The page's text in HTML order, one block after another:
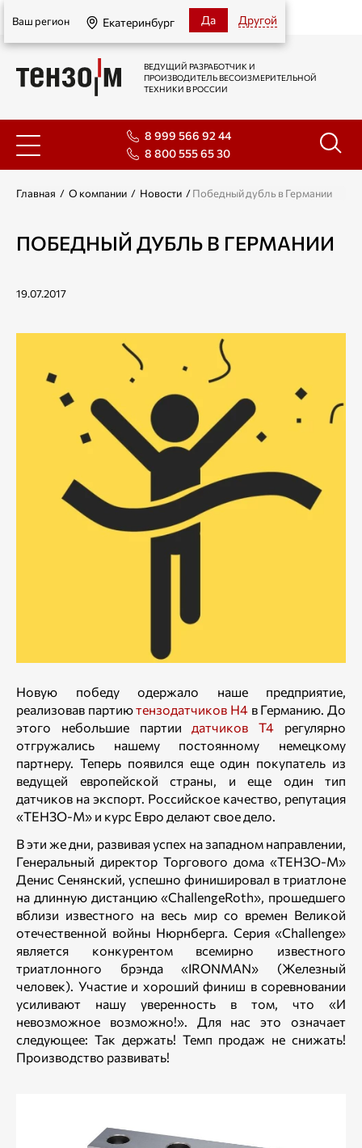
Екатеринбург
Ваш регион Екатеринбург Да Другой
ВЕДУЩИЙ РАЗРАБОТЧИК И
ПРОИЗВОДИТЕЛЬ ВЕСОИЗМЕРИТЕЛЬНОЙ
ТЕХНИКИ В РОССИИ
8 999 566 92 44
8 800 555 65 30
Главная / О компании / Новости /Победный дубль в Германии
ПОБЕДНЫЙ ДУБЛЬ В ГЕРМАНИИ
19.07.2017
Новую победу одержало наше предприятие,
реализовав партиютензодатчиков Н4 в Германию. До
этого небольшие партии датчиков Т4 регулярно
отгружались нашему постоянному немецкому
партнеру. Теперь появился еще один покупатель из
ведущей европейской страны, и еще один тип
датчиков на экспорт. Российское качество, репутация
«ТЕНЗО-М» и курс Евро делают свое дело.
В эти же дни, развивая успех на западном направлении,
Генеральный директор Торгового дома «ТЕНЗО-М»
Денис Сенянский, успешно финишировал в триатлоне
на длинную дистанцию «ChallengeRoth», прошедшего
вблизи известного на весь мир со времен Великой
отечественной войны Нюрнберга. Серия «Challenge»
является конкурентом всемирно известного
триатлонного брэнда «IRONMAN» (Железный
человек). Участие и хороший финиш в соревновании
усиливают нашу уверенность в том, что «И
невозможное возможно!». Для нас это означает
следующее: Так держать! Темп продаж не снижать!
Производство развивать!